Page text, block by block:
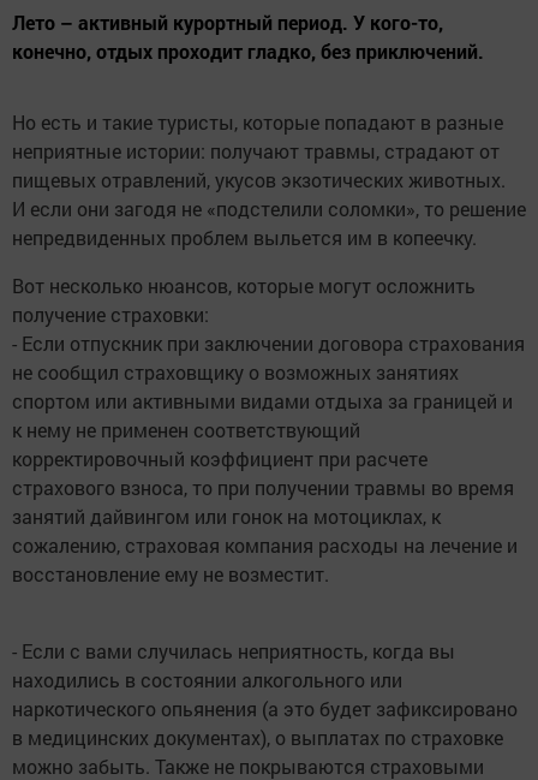
Лето – активный курортный период. У кого-то,
конечно, отдых проходит гладко, без приключений.
Но есть и такие туристы, которые попадают в разные
неприятные истории: получают травмы, страдают от
пищевых отравлений, укусов экзотических животных.
И если они загодя не «подстелили соломки», то решение
непредвиденных проблем выльется им в копеечку.
Вот несколько нюансов, которые могут осложнить
получение страховки:
- Если отпускник при заключении договора страхования
не сообщил страховщику о возможных занятиях
спортом или активными видами отдыха за границей и
к нему не применен соответствующий
корректировочный коэффициент при расчете
страхового взноса, то при получении травмы во время
занятий дайвингом или гонок на мотоциклах, к
сожалению, страховая компания расходы на лечение и
восстановление ему не возместит.
- Если с вами случилась неприятность, когда вы
находились в состоянии алкогольного или
наркотического опьянения (а это будет зафиксировано
в медицинских документах), о выплатах по страховке
можно забыть. Также не покрываются страховыми